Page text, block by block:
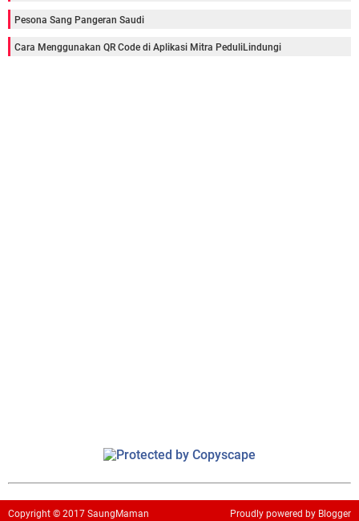
Pesona Sang Pangeran Saudi
Cara Menggunakan QR Code di Aplikasi Mitra PeduliLindungi
Copyright © 2017 SaungMaman Proudly powered by Blogger